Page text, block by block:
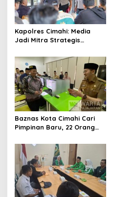
Kapolres Cimahi: Media
Jadi Mitra Strategis
Publik
Baznas Kota Cimahi Cari
Pimpinan Baru, 22 Orang